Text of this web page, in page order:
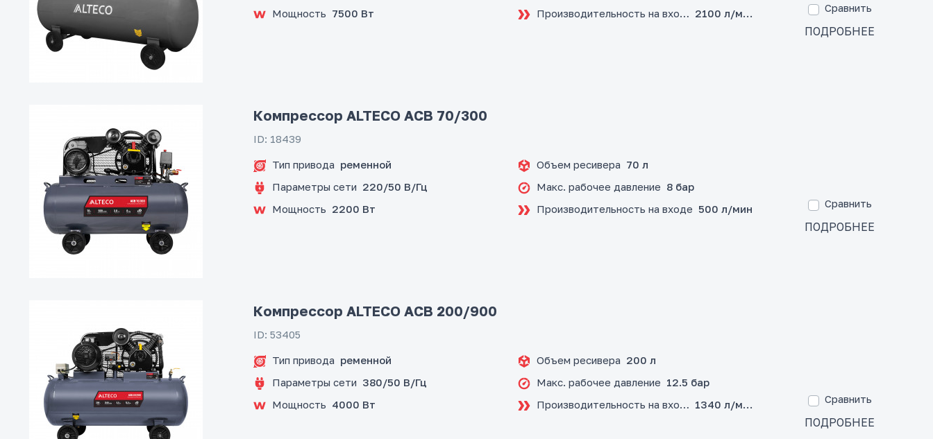
Мощность 7500 Вт
Производительность на входе 2100 л/мин Сравнить
ПОДРОБНЕЕ
Компрессор ALTECO ACB 70/300
ID: 18439
Тип привода ременной
Параметры сети 220/50 В/Гц
Мощность 2200 Вт
Объем ресивера 70 л
Макс. рабочее давление 8 бар
Производительность на входе 500 л/мин Сравнить
ПОДРОБНЕЕ
Компрессор ALTECO ACB 200/900
ID: 53405
Тип привода ременной
Параметры сети 380/50 В/Гц
Мощность 4000 Вт
Объем ресивера 200 л
Макс. рабочее давление 12.5 бар
Производительность на входе 1340 л/мин Сравнить
ПОДРОБНЕЕ